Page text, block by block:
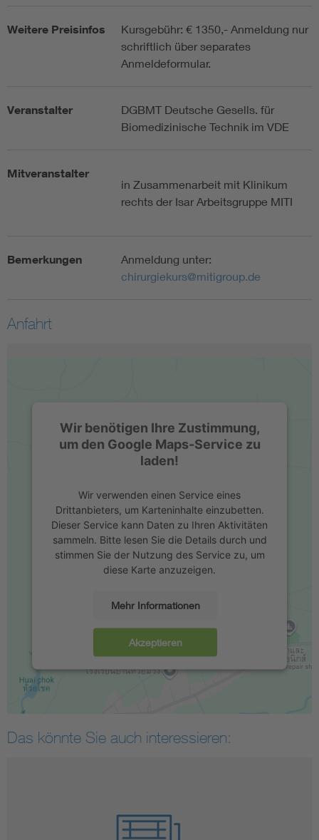
Weitere Preisinfos
Kursgebühr: € 1350,- Anmeldung nur
schriftlich über separates
Anmeldeformular.
Veranstalter
DGBMT Deutsche Gesells. für
Biomedizinische Technik im VDE
Mitveranstalter
in Zusammenarbeit mit Klinikum
rechts der Isar Arbeitsgruppe MITI
Bemerkungen
Anmeldung unter:
chirurgiekurs@mitigroup.de
Anfahrt
Wir benötigen Ihre Zustimmung,
um den Google Maps-Service zu
laden!
Wir verwenden einen Service eines
Drittanbieters, um Karteninhalte einzubetten.
Dieser Service kann Daten zu Ihren Aktivitäten
sammeln. Bitte lesen Sie die Details durch und
stimmen Sie der Nutzung des Service zu, um
diese Karte anzuzeigen.
Mehr Informationen
Akzeptieren
Das könnte Sie auch interessieren: